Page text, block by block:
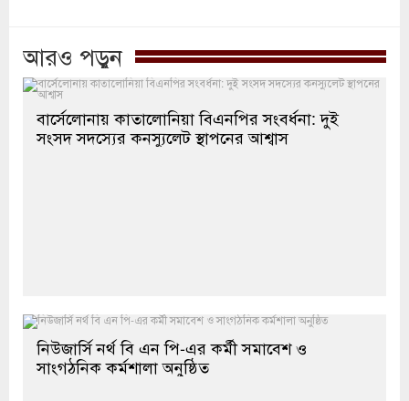
আরও পড়ুন
বার্সেলোনায় কাতালোনিয়া বিএনপির সংবর্ধনা: দুই
সংসদ সদস্যের কনস্যুলেট স্থাপনের আশ্বাস
নিউজার্সি নর্থ বি এন পি-এর কর্মী সমাবেশ ও
সাংগঠনিক কর্মশালা অনুষ্ঠিত